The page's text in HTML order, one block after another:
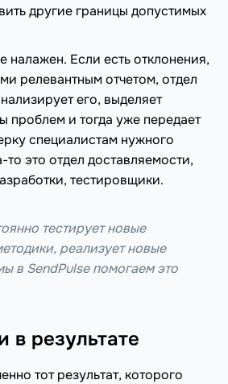
другие границы допустимых
налажен. Если есть отклонения,
релевантным отчетом, отдел
его, выделяет
проблем и тогда уже передает
специалистам нужного
то это отдел доставляемости,
тестировщики.
тестирует новые
реализует новые
в SendPulse помогаем это
в результате
тот результат, которого